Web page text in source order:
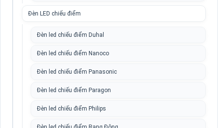
Đèn LED chiếu điểm
Đèn led chiếu điểm Duhal
Đèn led chiếu điểm Nanoco
Đèn led chiếu điểm Panasonic
Đèn led chiếu điểm Paragon
Đèn led chiếu điểm Philips